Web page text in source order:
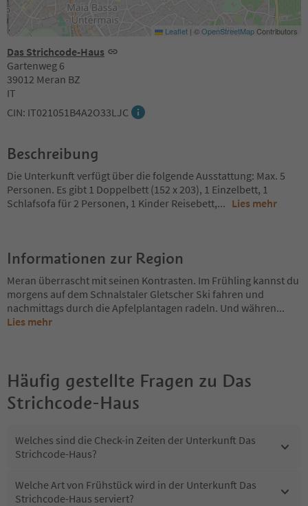
Das Strichcode-Haus
Gartenweg 6
39012 Meran BZ
IT
CIN: IT021051B4A2O33LJC
Leaflet | ©OpenStreetMapContributors
Beschreibung
Die Unterkunft verfügt über die folgende Ausstattung: Max. 5
Personen. Es gibt 1 Doppelbett (152 x 203), 1 Einzelbett, 1
Schlafsofa für 2 Personen, 1 Kinder Reisebett,... Lies mehr
Informationen zur Region
Meran überrascht mit seinen Kontrasten. Im Frühling kannst du
morgens auf dem Schnalstaler Gletscher Ski fahren und
nachmittags durch die Apfelplantagen radeln. Und währen...
Lies mehr
Häufig gestellte Fragen zu Das
Strichcode-Haus
Welches sind die Check-in Zeiten der Unterkunft Das
Strichcode-Haus?
Welche Art von Frühstück wird in der Unterkunft Das
Strichcode-Haus serviert?